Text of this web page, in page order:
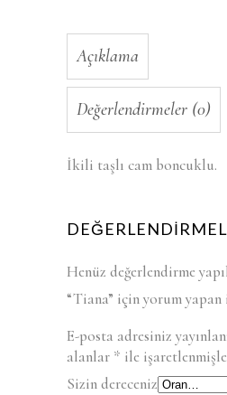
Açıklama
Değerlendirmeler (0)
İkili taşlı cam boncuklu.
Henüz değerlendirme
“Tiana” için yorum
E-posta adresiniz
alanlar * ile
Sizin dereceniz